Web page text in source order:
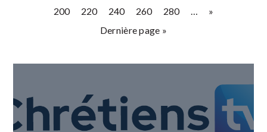
200
220 240 260 280 …
»
Dernière page »